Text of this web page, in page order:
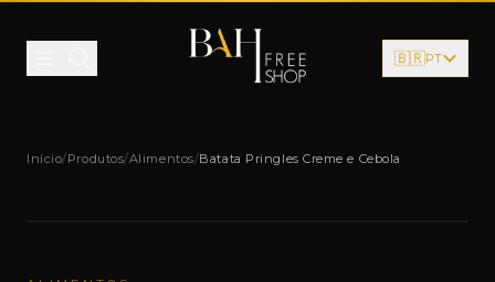
🇧🇷PT
Início/Produtos/Alimentos/Batata Pringles Creme e Cebola